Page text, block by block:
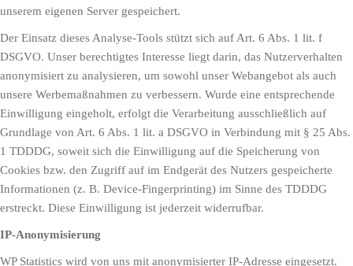
unserem eigenen Server gespeichert.
Der Einsatz dieses Analyse-Tools stützt sich auf Art. 6 Abs. 1 lit. f
DSGVO. Unser berechtigtes Interesse liegt darin, das Nutzerverhalten
anonymisiert zu analysieren, um sowohl unser Webangebot als auch
unsere Werbemaßnahmen zu verbessern. Wurde eine entsprechende
Einwilligung eingeholt, erfolgt die Verarbeitung ausschließlich auf
Grundlage von Art. 6 Abs. 1 lit. a DSGVO in Verbindung mit § 25 Abs.
1 TDDDG, soweit sich die Einwilligung auf die Speicherung von
Cookies bzw. den Zugriff auf im Endgerät des Nutzers gespeicherte
Informationen (z. B. Device-Fingerprinting) im Sinne des TDDDG
erstreckt. Diese Einwilligung ist jederzeit widerrufbar.
IP-Anonymisierung
WP Statistics wird von uns mit anonymisierter IP-Adresse eingesetzt.